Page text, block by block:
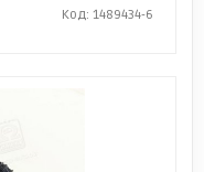
Код: 1489434-6